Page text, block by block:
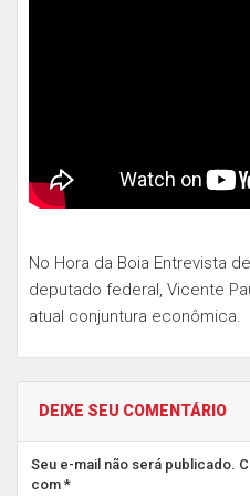
No Hora da Boia Entrevista
deputado federal, Vicente
atual conjuntura econômica.
DEIXE SEU COMENTÁRIO
Seu e-mail não será publicado.
com *